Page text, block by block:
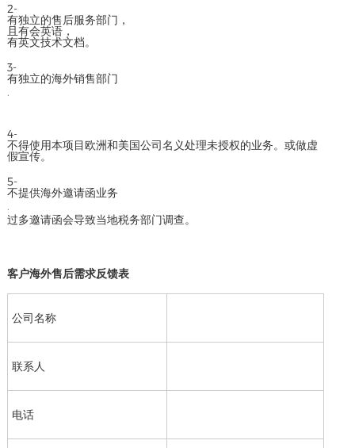
2-
有独立的售后服务部门，
且有会英语，
有英文技术文档。
3-
有独立的海外销售部门
.
4-
不得使用本项目欧洲和美国公司名义处理未授权的业务。或做虚
假宣传。
5-
不提供海外邀请函业务
.
过多邀请函会导致当地税务部门调查。
客户海外售后需求反馈表
公司名称
联系人
电话